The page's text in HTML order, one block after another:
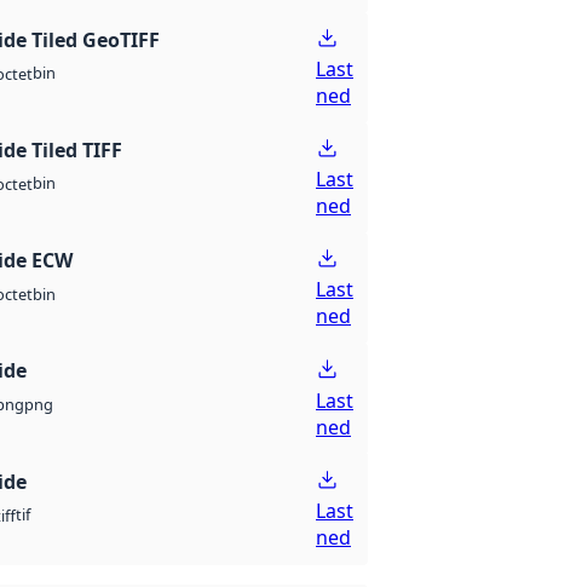
Tiled GeoTIFF
bin
Last
ned
Tiled TIFF
bin
Last
ned
ECW
bin
Last
ned
png
Last
ned
tif
Last
ned